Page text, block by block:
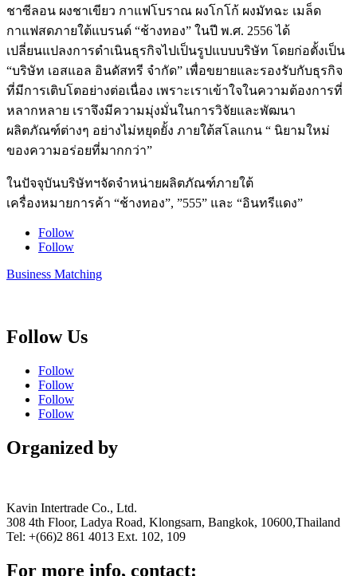
ชาซีลอน ผงชาเขียว กาแฟโบราณ ผงโกโก้ ผงมัทฉะ เมล็ด
กาแฟสดภายใต้แบรนด์ “ช้างทอง” ในปี พ.ศ. 2556 ได้
เปลี่ยนแปลงการดำเนินธุรกิจไปเป็นรูปแบบบริษัท โดยก่อตั้งเป็น
“บริษัท เอสแอล อินดัสทรี จำกัด” เพื่อขยายและรองรับกับธุรกิจ
ที่มีการเติบโตอย่างต่อเนื่อง เพราะเราเข้าใจในความต้องการที่
หลากหลาย เราจึงมีความมุ่งมั่นในการวิจัยและพัฒนา
ผลิตภัณฑ์ต่างๆ อย่างไม่หยุดยั้ง ภายใต้สโลแกน “ นิยามใหม่
ของความอร่อยที่มากกว่า”
ในปัจจุบันบริษัทฯจัดจำหน่ายผลิตภัณฑ์ภายใต้
เครื่องหมายการค้า “ช้างทอง”, ”555” และ “อินทรีแดง”
Follow
Follow
Business Matching
Follow Us
Follow
Follow
Follow
Follow
Organized by
Kavin Intertrade Co., Ltd.
308 4th Floor, Ladya Road, Klongsarn, Bangkok, 10600,Thailand
Tel: +(66)2 861 4013 Ext. 102, 109
For more info, contact: